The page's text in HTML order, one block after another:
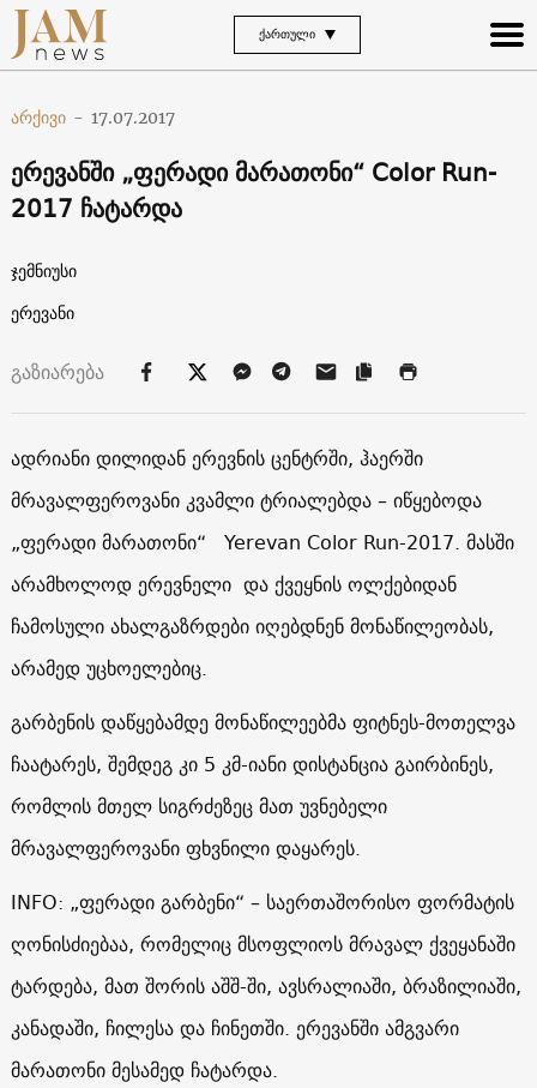
ᲥᲐᲠᲗᲣᲚᲘ
არქივი - 17.07.2017
ერევანში „ფერადი მარათონი“ Color Run-
2017 ჩატარდა
ჯემნიუსი
ერევანი
გაზიარება
ადრიანი დილიდან ერევნის ცენტრში, ჰაერში
მრავალფეროვანი კვამლი ტრიალებდა – იწყებოდა
„ფერადი მარათონი“ Yerevan Color Run-2017. მასში
არამხოლოდ ერევნელი და ქვეყნის ოლქებიდან
ჩამოსული ახალგაზრდები იღებდნენ მონაწილეობას,
არამედ უცხოელებიც.
გარბენის დაწყებამდე მონაწილეებმა ფიტნეს-მოთელვა
ჩაატარეს, შემდეგ კი 5 კმ-იანი დისტანცია გაირბინეს,
რომლის მთელ სიგრძეზეც მათ უვნებელი
მრავალფეროვანი ფხვნილი დაყარეს.
INFO: „ფერადი გარბენი“ – საერთაშორისო ფორმატის
ღონისძიებაა, რომელიც მსოფლიოს მრავალ ქვეყანაში
ტარდება, მათ შორის აშშ-ში, ავსრალიაში, ბრაზილიაში,
კანადაში, ჩილესა და ჩინეთში. ერევანში ამგვარი
მარათონი მესამედ ჩატარდა.